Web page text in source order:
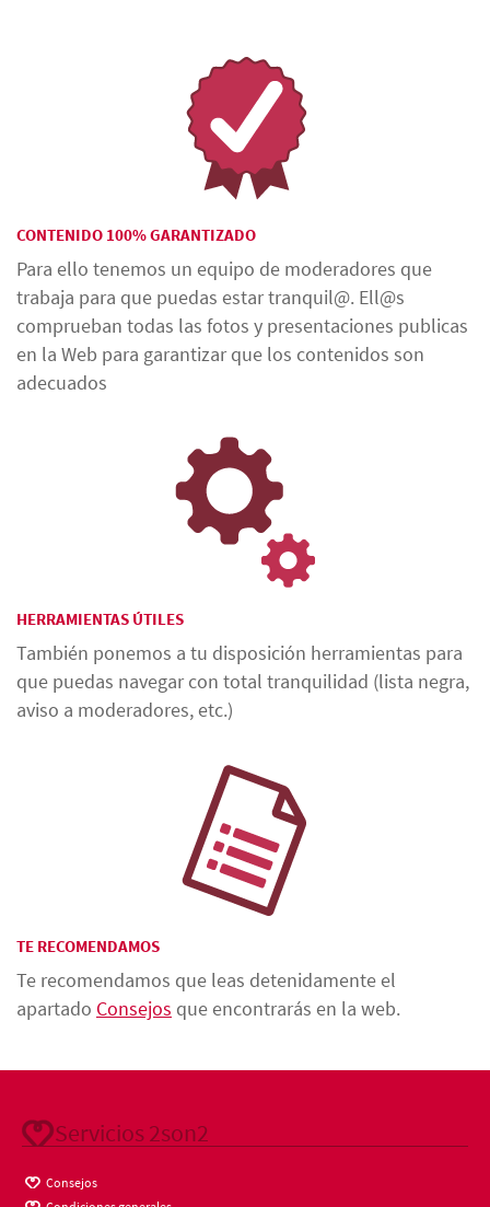
CONTENIDO 100% GARANTIZADO
Para ello tenemos un equipo de moderadores que
trabaja para que puedas estar tranquil@. Ell@s
comprueban todas las fotos y presentaciones publicas
en la Web para garantizar que los contenidos son
adecuados
HERRAMIENTAS ÚTILES
También ponemos a tu disposición herramientas para
que puedas navegar con total tranquilidad (lista negra,
aviso a moderadores, etc.)
TE RECOMENDAMOS
Te recomendamos que leas detenidamente el
apartado Consejos que encontrarás en la web.
Servicios 2son2
Consejos